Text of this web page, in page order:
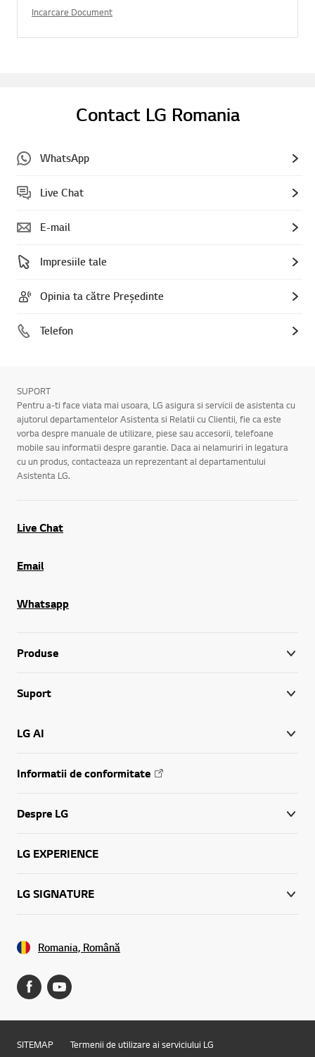
Incarcare Document
Contact LG Romania
WhatsApp
Live Chat
E-mail
Impresiile tale
Opinia ta către Președinte
Telefon
SUPORT
Pentru a-ti face viata mai usoara, LG asigura si servicii de asistenta cu
ajutorul departamentelor Asistenta si Relatii cu Clientii, fie ca este
vorba despre manuale de utilizare, piese sau accesorii, telefoane
mobile sau informatii despre garantie. Daca ai nelamuriri in legatura
cu un produs, contacteaza un reprezentant al departamentului
Asistenta LG.
Live Chat
Email
Whatsapp
Produse
Suport
LG AI
Informatii de conformitate
Despre LG
LG EXPERIENCE
LG SIGNATURE
Romania, Română
SITEMAP
Termenii de utilizare ai serviciului LG